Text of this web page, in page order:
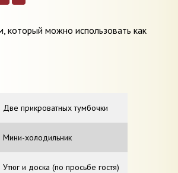
который можно использовать как
Две прикроватных тумбочки
Мини-холодильник
Утюг и доска (по просьбе гостя)